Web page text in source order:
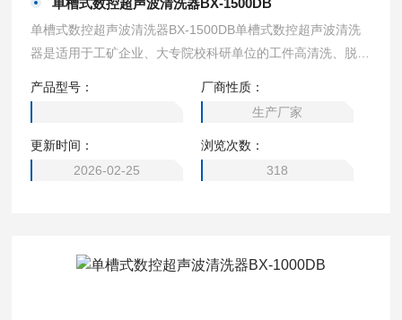
单槽式数控超声波清洗器BX-1500DB
单槽式数控超声波清洗器BX-1500DB单槽式数控超声波清洗
器是适用于工矿企业、大专院校科研单位的工件高清洗、脱
显示安全可靠。
产品型号：
厂商性质：
生产厂家
更新时间：
2026-02-25
浏览次数：
318